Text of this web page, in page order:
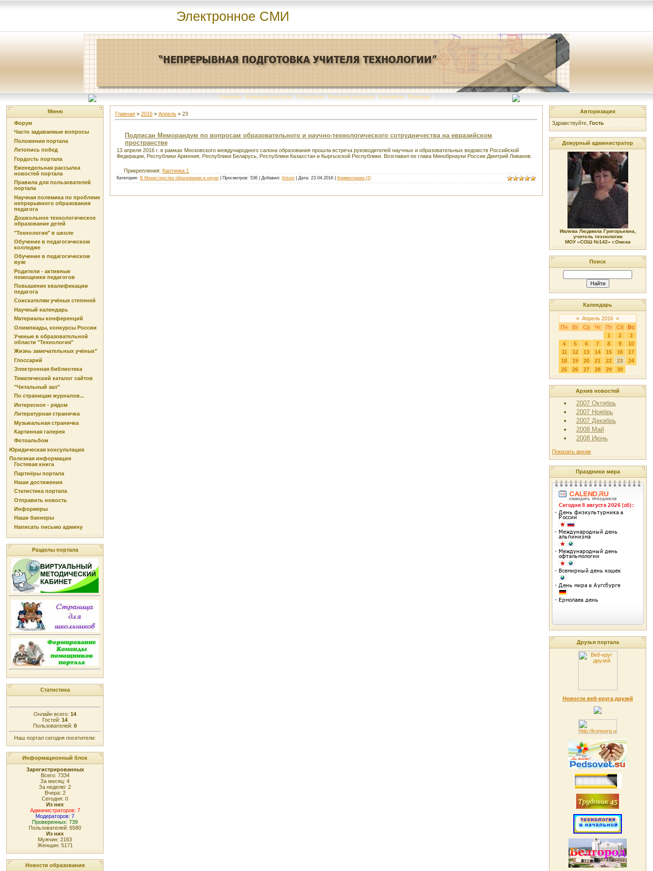
Электронное СМИ
Главная | Команда портала | О портале | Реклама портала | Контакты | Помощь |
Меню
Форум
Часто задаваемые вопросы
Положения портала
Летопись побед
Гордость портала
Еженедельная рассылка
новостей портала
Правила для пользователей
портала
Научная полемика по проблеме
непрерывного образования
педагога
Дошкольное технологическое
образование детей
"Технология" в школе
Обучение в педагогическом
колледже
Обучение в педагогическом
вузе
Родители - активные
помощники педагогов
Повышение квалификации
педагога
Соискателям учёных степеней
Научный календарь
Материалы конференций
Олимпиады, конкурсы России
Ученые в образовательной
области "Технология"
Жизнь замечательных учёных"
Глоссарий
Электронная библиотека
Тематический каталог сайтов
"Читальный зал"
По страницам журналов...
Интересное - рядом
Литературная страничка
Музыкальная страничка
Картинная галерея
Фотоальбом
Юридическая консультация
Полезная информация
Гостевая книга
Партнёры портала
Наши достижения
Статистика портала
Отправить новость
Информеры
Наши баннеры
Написать письмо админу
Разделы портала
Статистика
Онлайн всего: 14
Гостей: 14
Пользователей: 0
Наш портал сегодня посетители:
Информационный блок
Зарегистрированных
Всего: 7334
За месяц: 4
За неделю: 2
Вчера: 2
Сегодня: 0
Из них
Администраторов: 7
Модераторов: 7
Проверенных: 739
Пользователей: 6580
Из них
Мужчин: 2163
Женщин: 5171
Новости образования
Главная » 2016 » Апрель » 23
Подписан Меморандум по вопросам образовательного и научно-технологического сотрудничества на евразийском
пространстве
13 апреля 2016 г. в рамках Московского международного салона образования прошла встреча руководителей научных и образовательных ведомств Российской
Федерации, Республики Армения, Республики Беларусь, Республики Казахстан и Кыргызской Республики. Возглавил ее глава Минобрнауки России Дмитрий Ливанов.
Прикрепления: Картинка 1
Категория: В Министерстве образовании и науки | Просмотров: 536 | Добавил: Antoni | Дата: 23.04.2016 Комментарии (2)
Авторизация
Здравствуйте, Гость
Дежурный администратор
Ивлева Людмила Григорьевна,
учитель технологии
МОУ «СОШ №142» г.Омска
Поиск
Календарь
« Апрель 2016 »
Пн
Вт Ср Чт Пт Сб
Вс
1
2
3
4
5 6 7 8 9
10
11
12 13 14 15 16
17
18
19 20 21 22 23
24
25
26 27 28 29 30
Архив новостей
2007 Октябрь
2007 Ноябрь
2007 Декабрь
2008 Май
2008 Июнь
Показать архив
Праздники мира
Друзья портала
Новости веб-круга друзей